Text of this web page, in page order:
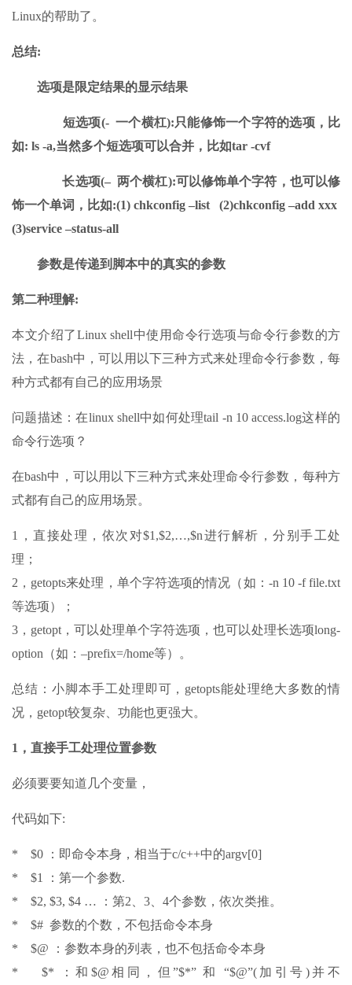
Linux的帮助了。
总结:
选项是限定结果的显示结果
短选项(- 一个横杠):只能修饰一个字符的选项，比
如: ls -a,当然多个短选项可以合并，比如tar -cvf
长选项(– 两个横杠):可以修饰单个字符，也可以修
饰一个单词，比如:(1) chkconfig –list (2)chkconfig –add xxx
(3)service –status-all
参数是传递到脚本中的真实的参数
第二种理解:
本文介绍了Linux shell中使用命令行选项与命令行参数的方
法，在bash中，可以用以下三种方式来处理命令行参数，每
种方式都有自己的应用场景
问题描述：在linux shell中如何处理tail -n 10 access.log这样的
命令行选项？
在bash中，可以用以下三种方式来处理命令行参数，每种方
式都有自己的应用场景。
1，直接处理，依次对$1,$2,…,$n进行解析，分别手工处
理；
2，getopts来处理，单个字符选项的情况（如：-n 10 -f file.txt
等选项）；
3，getopt，可以处理单个字符选项，也可以处理长选项long-
option（如：–prefix=/home等）。
总结：小脚本手工处理即可，getopts能处理绝大多数的情
况，getopt较复杂、功能也更强大。
1，直接手工处理位置参数
必须要要知道几个变量，
代码如下:
* $0 ：即命令本身，相当于c/c++中的argv[0]
* $1 ：第一个参数.
* $2, $3, $4 … ：第2、3、4个参数，依次类推。
* $# 参数的个数，不包括命令本身
* $@ ：参数本身的列表，也不包括命令本身
* $* ：和$@相同，但”$*” 和 “$@”(加引号)并不